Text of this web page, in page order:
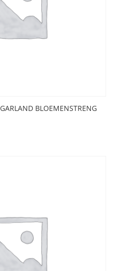
BLOEMENSTRENG